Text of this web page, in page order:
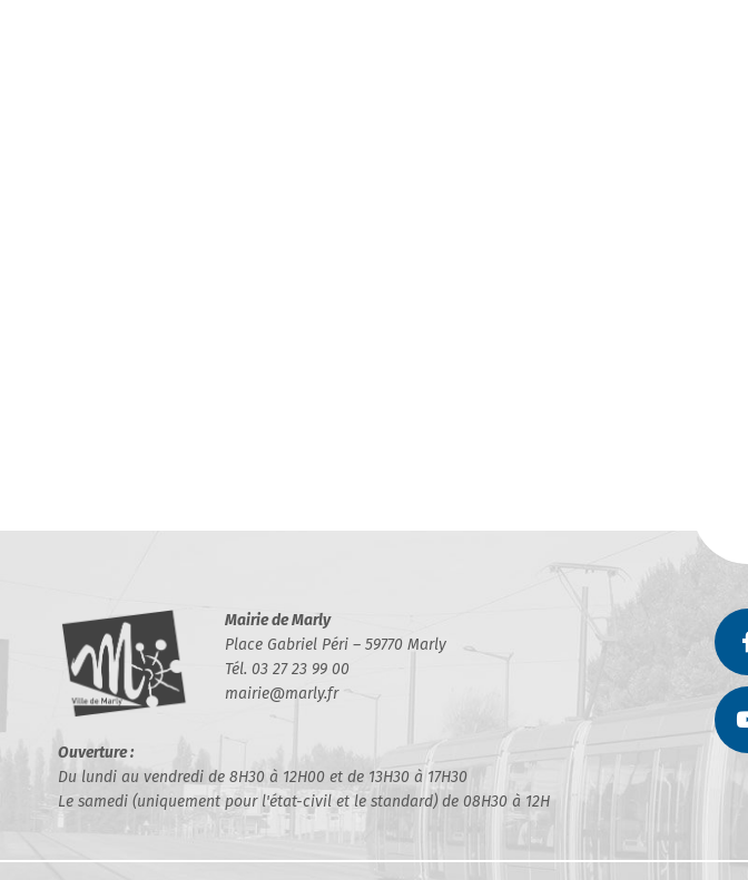
Mairie de Marly
Place Gabriel Péri – 59770 Marly
Tél. 03 27 23 99 00
mairie@marly.fr
Ouverture :
Du lundi au vendredi de 8H30 à 12H00 et de 13H30 à 17H30
Le samedi (uniquement pour l'état-civil et le standard) de 08H30 à 12H